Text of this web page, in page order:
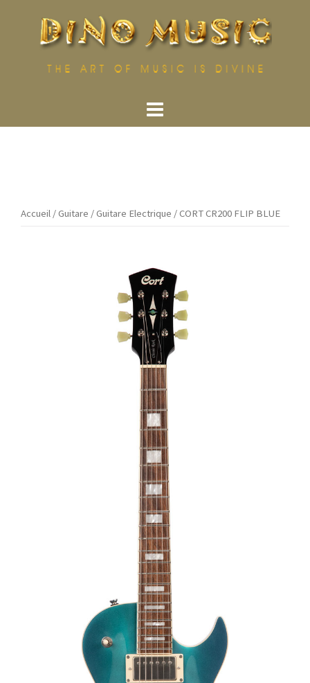
Accueil /Guitare /Guitare Electrique / CORT CR200 FLIP BLUE